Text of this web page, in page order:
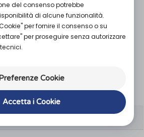
braccio
spalla e braccio.
del consenso potrebbe
di alcune funzionalità.
per fornire il consenso o su
per proseguire senza autorizzare
Cookie
Accetta i Cookie